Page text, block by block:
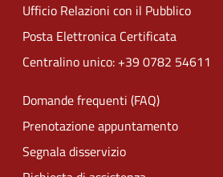
Ufficio Relazioni con il Pubblico
Posta Elettronica Certificata
Centralino unico: +39 0782 54611
Domande frequenti (FAQ)
Prenotazione appuntamento
Segnala disservizio